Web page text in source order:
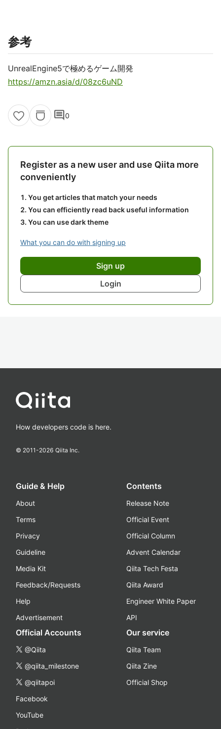
参考
UnrealEngine5で極めるゲーム開発
https://amzn.asia/d/08zc6uND
comment0
Register as a new user and use Qiita more
conveniently
You get articles that match your needs
You can efficiently read back useful information
You can use dark theme
What you can do with signing up
Sign up
Login
How developers code is here.
© 2011-2026 Qiita Inc.
Guide & Help
About
Terms
Privacy
Guideline
Media Kit
Feedback/Requests
Help
Advertisement
Contents
Release Note
Official Event
Official Column
Advent Calendar
Qiita Tech Festa
Qiita Award
Engineer White Paper
API
Official Accounts
@Qiita
@qiita_milestone
@qiitapoi
Facebook
YouTube
Our service
Qiita Team
Qiita Zine
Official Shop